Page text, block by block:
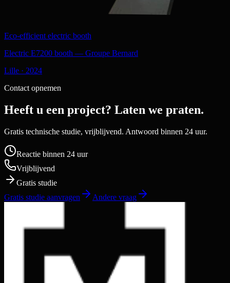
Eco-efficient electric booth
Electric E7200 booth — Groupe Bernard
Lille · 2024
Contact opnemen
Heeft u een project? Laten we praten.
Gratis technische studie, vrijblijvend. Antwoord binnen 24 uur.
Reactie binnen 24 uur
Vrijblijvend
Gratis studie
Gratis studie aanvragen
Andere vraag